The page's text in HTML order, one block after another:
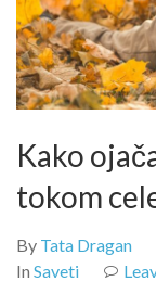
Kako
tokom
By Tata Dragan
In Saveti